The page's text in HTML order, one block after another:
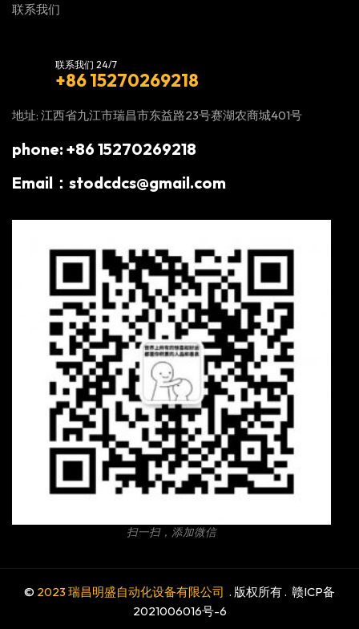
联系我们
联系我们 24/7
+86 15270269218
地址: 江西省九江市瑞昌市东益路23号赛湖农商城401号
phone: +86 15270269218
Email：stodcdcs@gmail.com
扫一扫，添加微信
© 2023 瑞昌明盛自动化设备有限公司 . 版权所有 . 赣ICP备
2021006016号-6